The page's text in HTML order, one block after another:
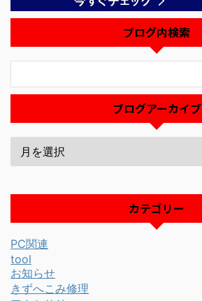
ブログ内検索
ブログアーカイブ
カテゴリー
PC関連
tool
お知らせ
きずへこみ修理